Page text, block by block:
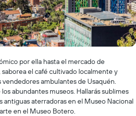
por ella hasta el mercado de
el café cultivado localmente y
vendedores ambulantes de Usaquén.
abundantes museos. Hallarás sublimes
aterradoras en el Museo Nacional
en el Museo Botero.